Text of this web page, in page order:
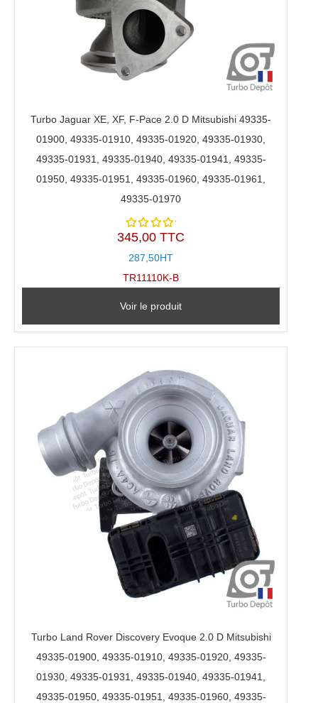
Turbo Jaguar XE, XF, F-Pace 2.0 D Mitsubishi 49335-
01900, 49335-01910, 49335-01920, 49335-01930,
49335-01931, 49335-01940, 49335-01941, 49335-
01950, 49335-01951, 49335-01960, 49335-01961,
49335-01970
Note
5
345,00 TTC
287,50HT
TR11110K-B
Voir le produit
Turbo Land Rover Discovery Evoque 2.0 D Mitsubishi
49335-01900, 49335-01910, 49335-01920, 49335-
01930, 49335-01931, 49335-01940, 49335-01941,
49335-01950, 49335-01951, 49335-01960, 49335-